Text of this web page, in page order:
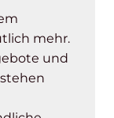
mehr.
und